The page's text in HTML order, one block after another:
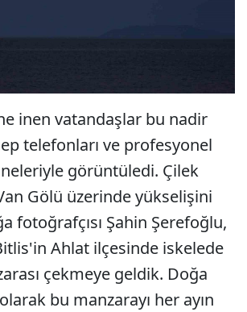
inen vatandaşlar bu nadir
telefonları ve profesyonel
görüntüledi. Çilek
Gölü üzerinde yükselişini
fotoğrafçısı Şahin Şerefoğlu,
Ahlat ilçesinde iskelede
çekmeye geldik. Doğa
bu manzarayı her ayın